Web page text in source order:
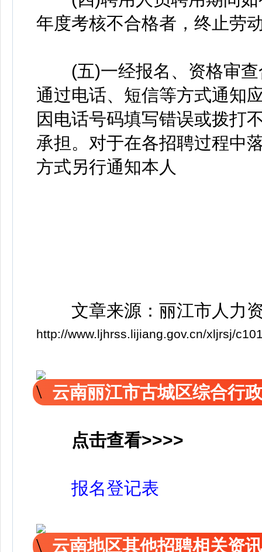
年度考核不合格者，终止劳
(五)一经报名、资格审查
通过电话、短信等方式通知
因电话号码填写错误或拨打
承担。对于在各招聘过程中
方式另行通知本人
文章来源：丽江市人力资
http://www.ljhrss.lijiang.gov.cn/xljrsj/
云南丽江市古城区综合行
点击查看>>>>
报名登记表
云南地区其他招聘相关资